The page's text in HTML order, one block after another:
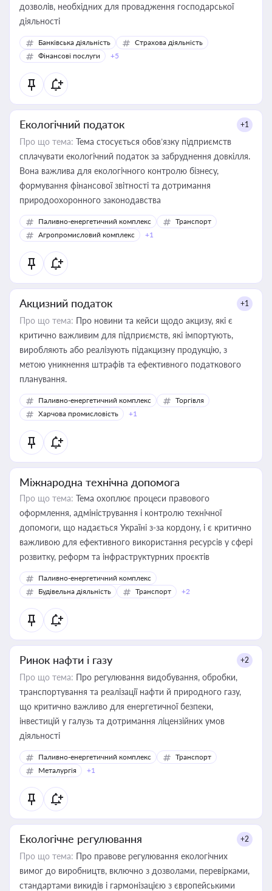
дозволів, необхідних для провадження господарської
діяльності
Банківська діяльність
Страхова діяльність
Фінансові послуги
+5
Екологічний податок +1
Про що тема: Тема стосується обов’язку підприємств
сплачувати екологічний податок за забруднення довкілля.
Вона важлива для екологічного контролю бізнесу,
формування фінансової звітності та дотримання
природоохоронного законодавства
Паливно-енергетичний комплекс
Транспорт
Агропромисловий комплекс
+1
Акцизний податок +1
Про що тема: Про новини та кейси щодо акцизу, які є
критично важливим для підприємств, які імпортують,
виробляють або реалізують підакцизну продукцію, з
метою уникнення штрафів та ефективного податкового
планування.
Паливно-енергетичний комплекс
Торгівля
Харчова промисловість
+1
Міжнародна технічна допомога
Про що тема: Тема охоплює процеси правового
оформлення, адміністрування і контролю технічної
допомоги, що надається Україні з-за кордону, і є критично
важливою для ефективного використання ресурсів у сфері
розвитку, реформ та інфраструктурних проєктів
Паливно-енергетичний комплекс
Будівельна діяльність
Транспорт +2
Ринок нафти і газу +2
Про що тема: Про регулювання видобування, обробки,
транспортування та реалізації нафти й природного газу,
що критично важливо для енергетичної безпеки,
інвестицій у галузь та дотримання ліцензійних умов
діяльності
Паливно-енергетичний комплекс
Транспорт
Металургія
+1
Екологічне регулювання +2
Про що тема: Про правове регулювання екологічних
вимог до виробництв, включно з дозволами, перевірками,
стандартами викидів і гармонізацією з європейськими